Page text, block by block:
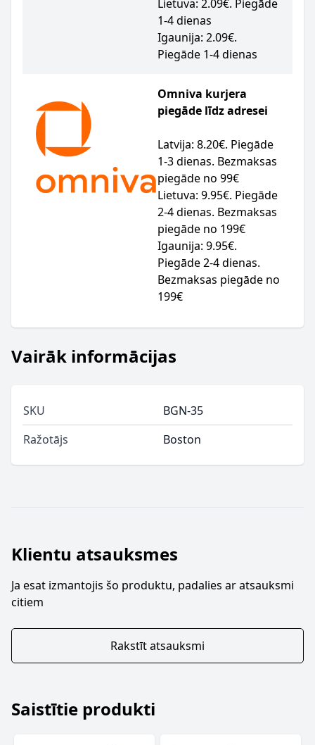
Lietuva: 2.09€. Piegāde
1-4 dienas
Igaunija: 2.09€.
Piegāde 1-4 dienas
Omniva kurjera
piegāde līdz adresei
Latvija: 8.20€. Piegāde
1-3 dienas. Bezmaksas
piegāde no 99€
Lietuva: 9.95€. Piegāde
2-4 dienas. Bezmaksas
piegāde no 199€
Igaunija: 9.95€.
Piegāde 2-4 dienas.
Bezmaksas piegāde no
199€
Vairāk informācijas
SKU
BGN-35
Ražotājs
Boston
Klientu atsauksmes
Ja esat izmantojis šo produktu, padalies ar atsauksmi
citiem
Rakstīt atsauksmi
Saistītie produkti